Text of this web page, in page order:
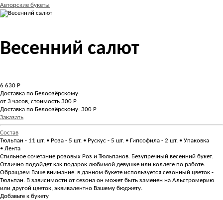
Авторские букеты
Весенний салют
6 630 Р
Доставка по Белоозёрскому:
от 3 часов, стоимость 300 Р
Доставка по Белоозёрскому: 300 Р
Заказать
Состав
Тюльпан - 11 шт. • Роза - 5 шт. • Рускус - 5 шт. • Гипсофила - 2 шт. • Упаковка
• Лента
Стильное сочетание розовых Роз и Тюльпанов. Безупречный весенний букет.
Отлично подойдет как подарок любимой девушке или коллеге по работе.
Обращаем Ваше внимание: в данном букете используется сезонный цветок -
Тюльпан. В зависимости от сезона он может быть заменен на Альстромерию
или другой цветок, эквивалентно Вашему бюджету.
Добавьте к букету